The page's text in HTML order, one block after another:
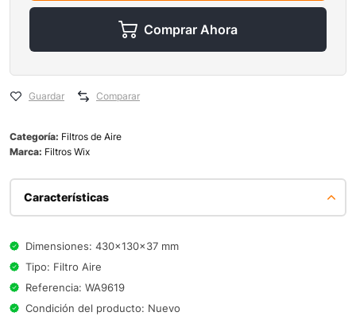
Comprar Ahora
Guardar Comparar
Categoría: Filtros de Aire
Marca: Filtros Wix
Características
Dimensiones: 430x130x37 mm
Tipo: Filtro Aire
Referencia: WA9619
Condición del producto: Nuevo